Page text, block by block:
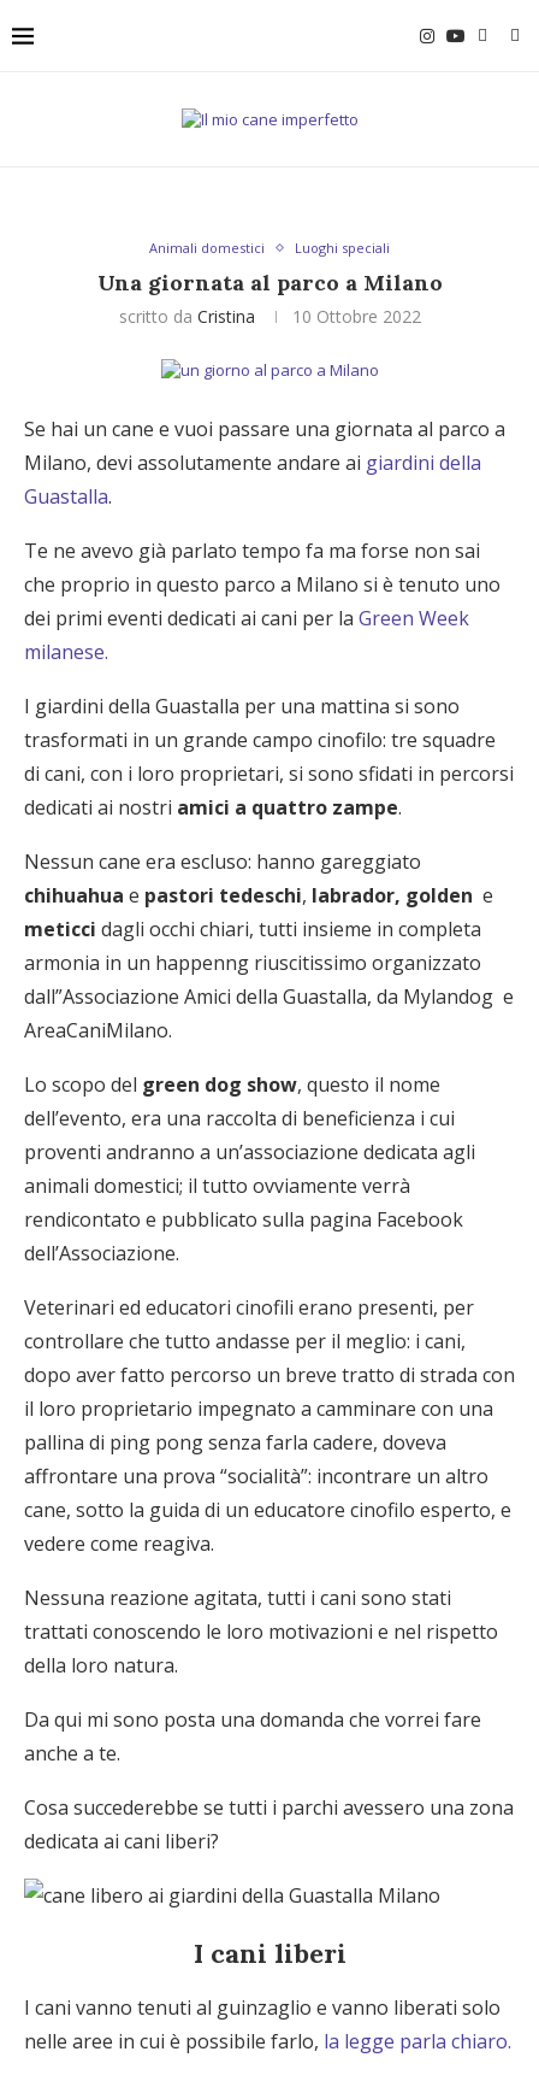
Animali domestici Luoghi speciali
Una giornata al parco a Milano
scritto da Cristina 10 Ottobre 2022
Se hai un cane e vuoi passare una giornata al parco a
Milano, devi assolutamente andare ai giardini della
Guastalla.
Te ne avevo già parlato tempo fa ma forse non sai
che proprio in questo parco a Milano si è tenuto uno
dei primi eventi dedicati ai cani per la Green Week
milanese.
I giardini della Guastalla per una mattina si sono
trasformati in un grande campo cinofilo: tre squadre
di cani, con i loro proprietari, si sono sfidati in percorsi
dedicati ai nostri amici a quattro zampe.
Nessun cane era escluso: hanno gareggiato
chihuahua e pastori tedeschi, labrador, golden e
meticci dagli occhi chiari, tutti insieme in completa
armonia in un happenng riuscitissimo organizzato
dall”Associazione Amici della Guastalla, da Mylandog e
AreaCaniMilano.
Lo scopo del green dog show, questo il nome
dell’evento, era una raccolta di beneficienza i cui
proventi andranno a un’associazione dedicata agli
animali domestici; il tutto ovviamente verrà
rendicontato e pubblicato sulla pagina Facebook
dell’Associazione.
Veterinari ed educatori cinofili erano presenti, per
controllare che tutto andasse per il meglio: i cani,
dopo aver fatto percorso un breve tratto di strada con
il loro proprietario impegnato a camminare con una
pallina di ping pong senza farla cadere, doveva
affrontare una prova “socialità”: incontrare un altro
cane, sotto la guida di un educatore cinofilo esperto, e
vedere come reagiva.
Nessuna reazione agitata, tutti i cani sono stati
trattati conoscendo le loro motivazioni e nel rispetto
della loro natura.
Da qui mi sono posta una domanda che vorrei fare
anche a te.
Cosa succederebbe se tutti i parchi avessero una zona
dedicata ai cani liberi?
I cani liberi
I cani vanno tenuti al guinzaglio e vanno liberati solo
nelle aree in cui è possibile farlo, la legge parla chiaro.